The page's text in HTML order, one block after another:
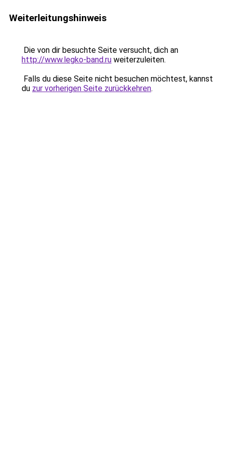
Weiterleitungshinweis
Die von dir besuchte Seite versucht, dich an
http://www.legko-band.ru weiterzuleiten.
Falls du diese Seite nicht besuchen möchtest, kannst
du zur vorherigen Seite zurückkehren.